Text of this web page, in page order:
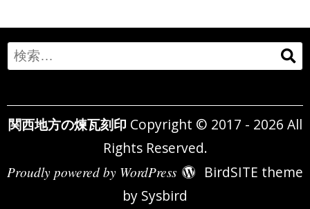
ビ
ゲ
ー
シ
ョ
Search
for:
関西地方の煉瓦刻印 Copyright © 2017 - 2026 All
Rights Reserved.
Proudly powered by WordPress
BirdSITE theme
by Sysbird